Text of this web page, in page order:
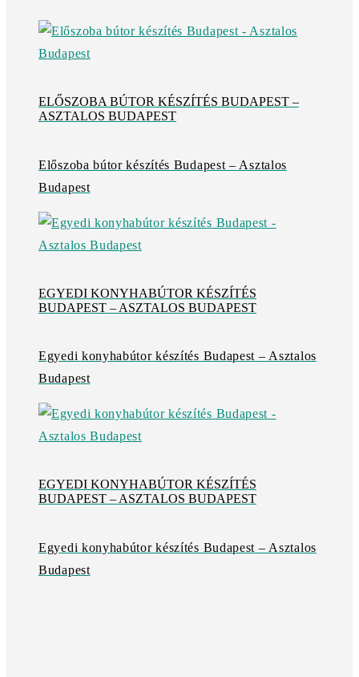
ELŐSZOBA BÚTOR KÉSZÍTÉS BUDAPEST –
ASZTALOS BUDAPEST
Előszoba bútor készítés Budapest – Asztalos
Budapest
EGYEDI KONYHABÚTOR KÉSZÍTÉS
BUDAPEST – ASZTALOS BUDAPEST
Egyedi konyhabútor készítés Budapest – Asztalos
Budapest
EGYEDI KONYHABÚTOR KÉSZÍTÉS
BUDAPEST – ASZTALOS BUDAPEST
Egyedi konyhabútor készítés Budapest – Asztalos
Budapest